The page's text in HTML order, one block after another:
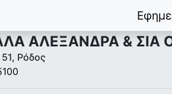
AΛEΞANΔPA & ΣIA
Ρόδος